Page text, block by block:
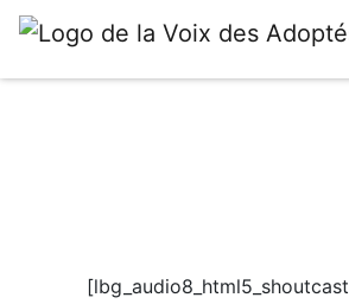
[lbg_audio8_html5_shoutcast